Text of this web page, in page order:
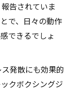
告されていま
で、日々の動作
できるでしょ
発散にも効果的
クボクシングジ